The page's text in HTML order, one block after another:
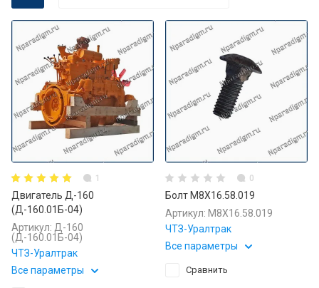
1
Двигатель Д-160
(Д-160.01Б-04)
Артикул: Д-160
(Д-160.01Б-04)
ЧТЗ-Уралтрак
Все параметры
0
Болт М8X16.58.019
Артикул: М8X16.58.019
ЧТЗ-Уралтрак
Все параметры
Сравнить